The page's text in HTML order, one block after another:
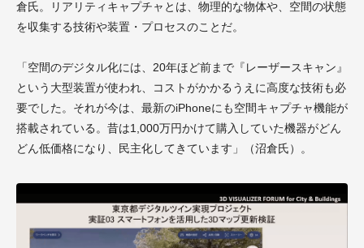
倉氏。リアリティキャプチャとは、物理的な物体や、空間の状態
を収集する技術や装置・プロセスのことだ。
「空間のデジタル化には、20年ほど前まで『レーザースキャン』
という大型装置が使われ、コストがかかるうえに高度な技術も必
要でした。それが今は、最新のiPhoneにも空間キャプチャ機能が
搭載されている。昔は1,000万円かけて購入していた機器がどん
どん低価格になり、民主化してきています」（沼倉氏）。